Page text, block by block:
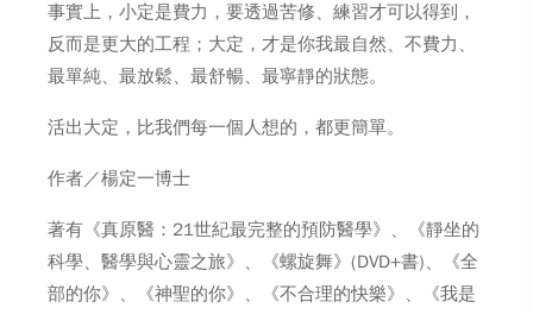
事實上，小定是費力，要透過苦修、練習才可以得到，
反而是更大的工程；大定，才是你我最自然、不費力、
最單純、最放鬆、最舒暢、最寧靜的狀態。
活出大定，比我們每一個人想的，都更簡單。
作者／楊定一博士
著有《真原醫：21世紀最完整的預防醫學》、《靜坐的
科學、醫學與心靈之旅》、《螺旋舞》(DVD+書)、《全
部的你》、《神聖的你》、《不合理的快樂》、《我是